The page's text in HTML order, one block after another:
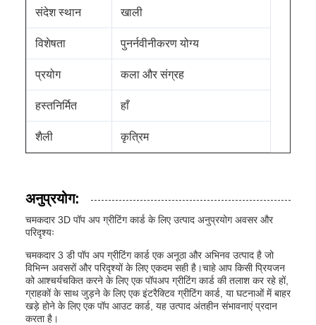
संदेश स्थान खाली
विशेषता पुनर्नवीनीकरण योग्य
प्रयोग कला और संग्रह
हस्तनिर्मित हाँ
शैली कृत्रिम
अनुप्रयोग:
चमकदार 3D पॉप अप ग्रीटिंग कार्ड के लिए उत्पाद अनुप्रयोग अवसर और
परिदृश्यः
चमकदार 3 डी पॉप अप ग्रीटिंग कार्ड एक अनूठा और अभिनव उत्पाद है जो
विभिन्न अवसरों और परिदृश्यों के लिए एकदम सही है।चाहे आप किसी प्रियजन
को आश्चर्यचकित करने के लिए एक पॉपअप ग्रीटिंग कार्ड की तलाश कर रहे हों,
ग्राहकों के साथ जुड़ने के लिए एक इंटरैक्टिव ग्रीटिंग कार्ड, या घटनाओं में बाहर
खड़े होने के लिए एक पॉप आउट कार्ड, यह उत्पाद अंतहीन संभावनाएं प्रदान
करता है।